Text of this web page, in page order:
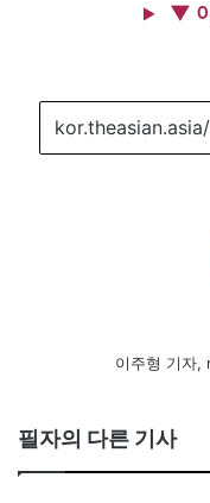
▼
이주형 기자
필자의 다른 기사